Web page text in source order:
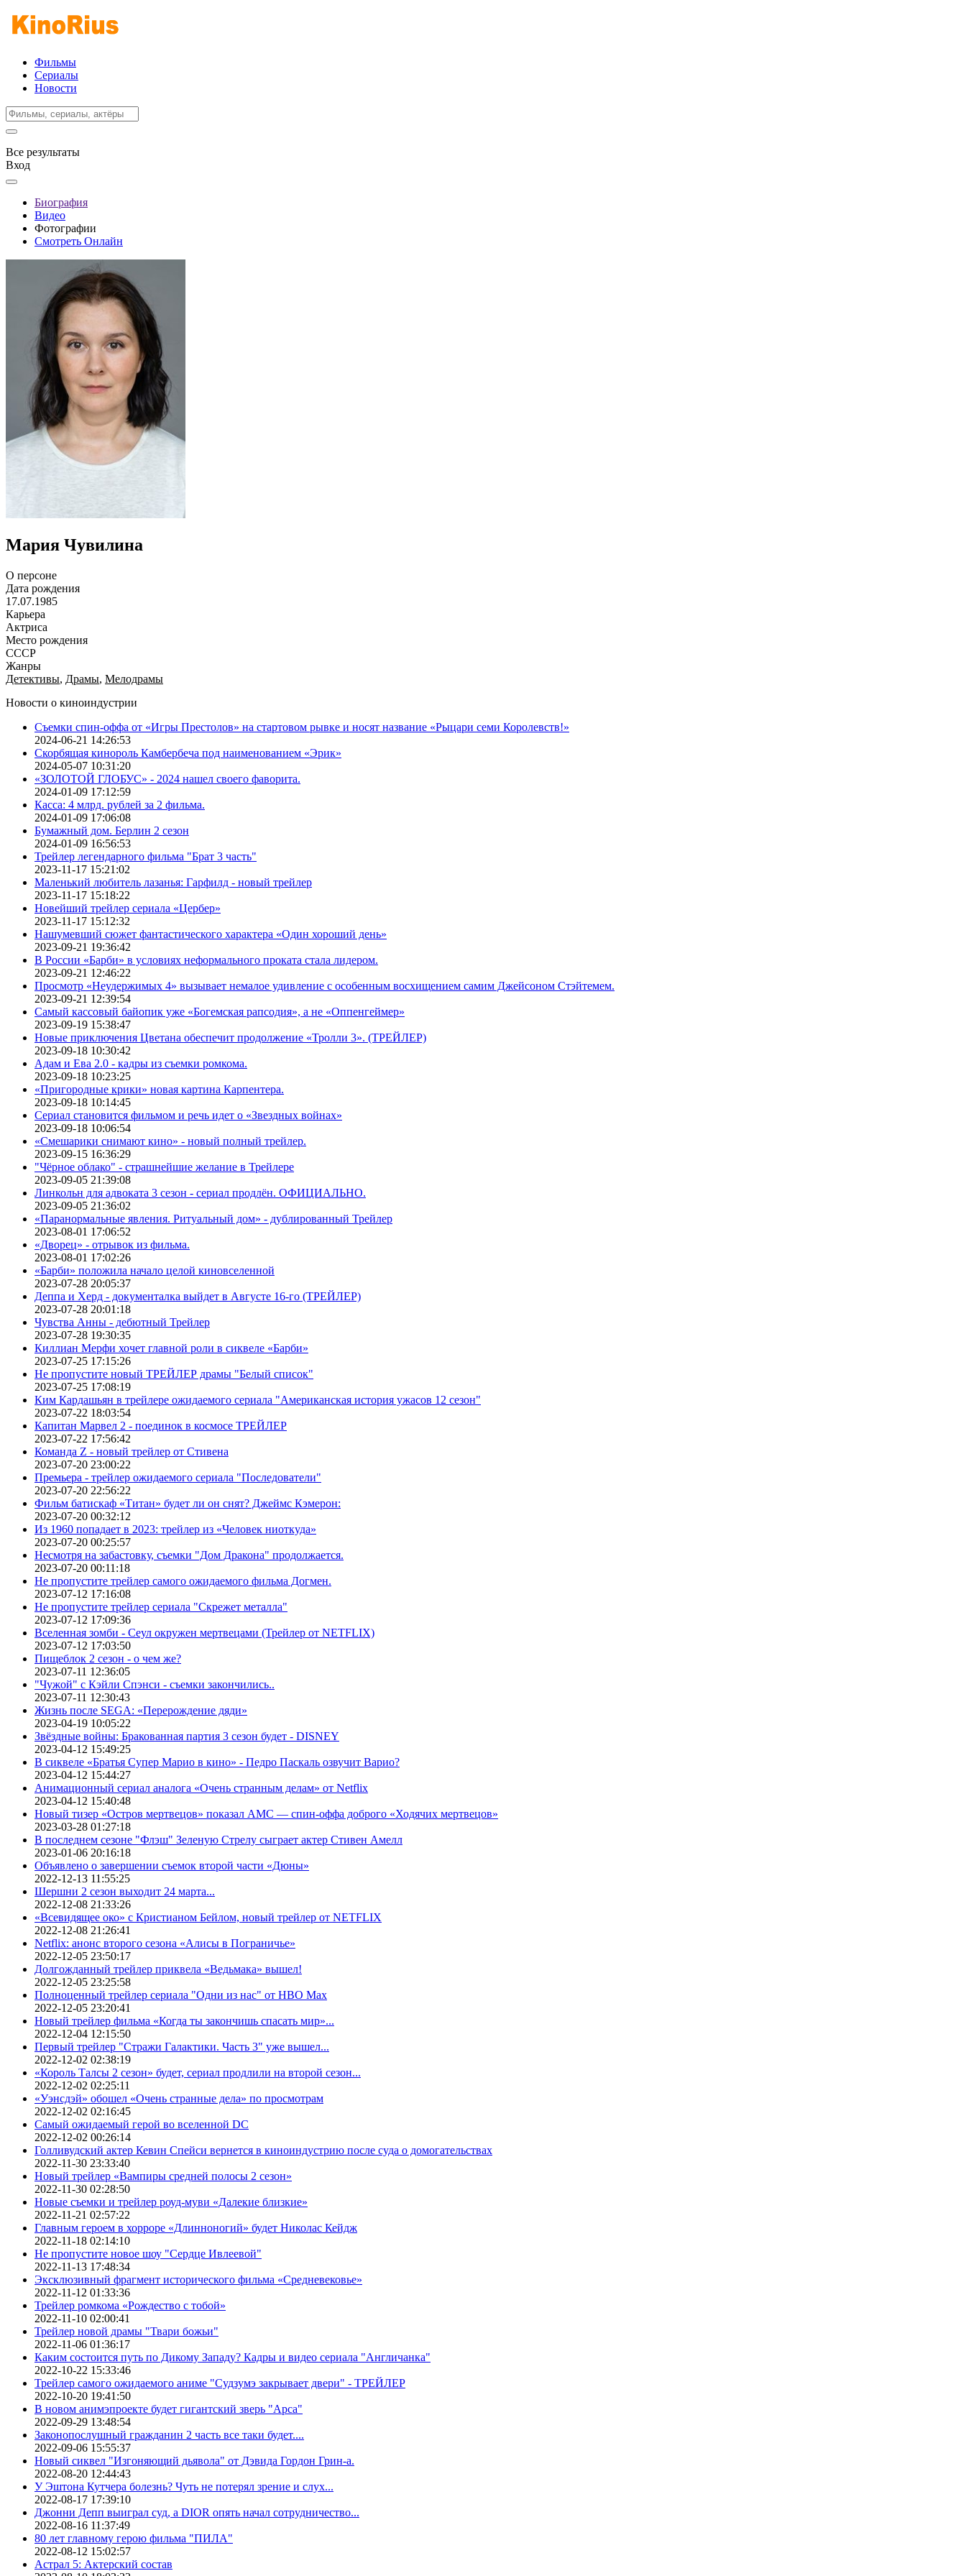
Фильмы
Сериалы
Новости
Все результаты
Вход
Биография
Видео
Фотографии
Смотреть Онлайн
Мария Чувилина
О персоне
Дата рождения
17.07.1985
Карьера
Актриса
Место рождения
СССР
Жанры
Детективы, Драмы, Мелодрамы
Новости о киноиндустрии
Съемки спин-оффа от «Игры Престолов» на стартовом рывке и носят название «Рыцари семи Королевств!»
2024-06-21 14:26:53
Скорбящая кинороль Камбербеча под наименованием «Эрик»
2024-05-07 10:31:20
«ЗОЛОТОЙ ГЛОБУС» - 2024 нашел своего фаворита.
2024-01-09 17:12:59
Касса: 4 млрд. рублей за 2 фильма.
2024-01-09 17:06:08
Бумажный дом. Берлин 2 сезон
2024-01-09 16:56:53
Трейлер легендарного фильма "Брат 3 часть"
2023-11-17 15:21:02
Маленький любитель лазанья: Гарфилд - новый трейлер
2023-11-17 15:18:22
Новейший трейлер сериала «Цербер»
2023-11-17 15:12:32
Нашумевший сюжет фантастического характера «Один хороший день»
2023-09-21 19:36:42
В России «Барби» в условиях неформального проката стала лидером.
2023-09-21 12:46:22
Просмотр «Неудержимых 4» вызывает немалое удивление с особенным восхищением самим Джейсоном Стэйтемем.
2023-09-21 12:39:54
Самый кассовый байопик уже «Богемская рапсодия», а не «Оппенгеймер»
2023-09-19 15:38:47
Новые приключения Цветана обеспечит продолжение «Тролли 3». (ТРЕЙЛЕР)
2023-09-18 10:30:42
Адам и Ева 2.0 - кадры из съемки ромкома.
2023-09-18 10:23:25
«Пригородные крики» новая картина Карпентера.
2023-09-18 10:14:45
Сериал становится фильмом и речь идет о «Звездных войнах»
2023-09-18 10:06:54
«Смешарики снимают кино» - новый полный трейлер.
2023-09-15 16:36:29
"Чёрное облако" - страшнейшие желание в Трейлере
2023-09-05 21:39:08
Линкольн для адвоката 3 сезон - сериал продлён. ОФИЦИАЛЬНО.
2023-09-05 21:36:02
«Паранормальные явления. Ритуальный дом» - дублированный Трейлер
2023-08-01 17:06:52
«Дворец» - отрывок из фильма.
2023-08-01 17:02:26
«Барби» положила начало целой киновселенной
2023-07-28 20:05:37
Деппа и Херд - документалка выйдет в Августе 16-го (ТРЕЙЛЕР)
2023-07-28 20:01:18
Чувства Анны - дебютный Трейлер
2023-07-28 19:30:35
Киллиан Мерфи хочет главной роли в сиквеле «Барби»
2023-07-25 17:15:26
Не пропустите новый ТРЕЙЛЕР драмы "Белый список"
2023-07-25 17:08:19
Ким Кардашьян в трейлере ожидаемого сериала "Американская история ужасов 12 сезон"
2023-07-22 18:03:54
Капитан Марвел 2 - поединок в космосе ТРЕЙЛЕР
2023-07-22 17:56:42
Команда Z - новый трейлер от Стивена
2023-07-20 23:00:22
Премьера - трейлер ожидаемого сериала "Последователи"
2023-07-20 22:56:22
Фильм батискаф «Титан» будет ли он снят? Джеймс Кэмерон:
2023-07-20 00:32:12
Из 1960 попадает в 2023: трейлер из «Человек ниоткуда»
2023-07-20 00:25:57
Несмотря на забастовку, съемки "Дом Дракона" продолжается.
2023-07-20 00:11:18
Не пропустите трейлер самого ожидаемого фильма Догмен.
2023-07-12 17:16:08
Не пропустите трейлер сериала "Скрежет металла"
2023-07-12 17:09:36
Вселенная зомби - Сеул окружен мертвецами (Трейлер от NETFLIX)
2023-07-12 17:03:50
Пищеблок 2 сезон - о чем же?
2023-07-11 12:36:05
"Чужой" с Кэйли Спэнси - съемки закончились..
2023-07-11 12:30:43
Жизнь после SEGA: «Перерождение дяди»
2023-04-19 10:05:22
Звёздные войны: Бракованная партия 3 сезон будет - DISNEY
2023-04-12 15:49:25
В сиквеле «Братья Супер Марио в кино» - Педро Паскаль озвучит Варио?
2023-04-12 15:44:27
Анимационный сериал аналога «Очень странным делам» от Netflix
2023-04-12 15:40:48
Новый тизер «Остров мертвецов» показал АМС — спин-оффа доброго «Ходячих мертвецов»
2023-03-28 01:27:18
В последнем сезоне "Флэш" Зеленую Стрелу сыграет актер Стивен Амелл
2023-01-06 20:16:18
Объявлено о завершении съемок второй части «Дюны»
2022-12-13 11:55:25
Шершни 2 сезон выходит 24 марта...
2022-12-08 21:33:26
«Всевидящее око» с Кристианом Бейлом, новый трейлер от NETFLIX
2022-12-08 21:26:41
Netflix: анонс второго сезона «Алисы в Пограничье»
2022-12-05 23:50:17
Долгожданный трейлер приквела «Ведьмака» вышел!
2022-12-05 23:25:58
Полноценный трейлер сериала "Одни из нас" от HBO Max
2022-12-05 23:20:41
Новый трейлер фильма «Когда ты закончишь спасать мир»...
2022-12-04 12:15:50
Первый трейлер "Стражи Галактики. Часть 3" уже вышел...
2022-12-02 02:38:19
«Король Талсы 2 сезон» будет, сериал продлили на второй сезон...
2022-12-02 02:25:11
«Уэнсдэй» обошел «Очень странные дела» по просмотрам
2022-12-02 02:16:45
Самый ожидаемый герой во вселенной DC
2022-12-02 00:26:14
Голливудский актер Кевин Спейси вернется в киноиндустрию после суда о домогательствах
2022-11-30 23:33:40
Новый трейлер «Вампиры средней полосы 2 сезон»
2022-11-30 02:28:50
Новые съемки и трейлер роуд-муви «Далекие близкие»
2022-11-21 02:57:22
Главным героем в хорроре «Длинноногий» будет Николас Кейдж
2022-11-18 02:14:10
Не пропустите новое шоу "Сердце Ивлеевой"
2022-11-13 17:48:34
Эксклюзивный фрагмент исторического фильма «Средневековье»
2022-11-12 01:33:36
Трейлер ромкома «Рождество с тобой»
2022-11-10 02:00:41
Трейлер новой драмы "Твари божьи"
2022-11-06 01:36:17
Каким состоится путь по Дикому Западу? Кадры и видео сериала "Англичанка"
2022-10-22 15:33:46
Трейлер самого ожидаемого аниме "Судзумэ закрывает двери" - ТРЕЙЛЕР
2022-10-20 19:41:50
В новом анимэпроекте будет гигантский зверь "Арса"
2022-09-29 13:48:54
Законопослушный гражданин 2 часть все таки будет....
2022-09-06 15:55:37
Новый сиквел "Изгоняющий дьявола" от Дэвида Гордон Грин-а.
2022-08-20 12:44:43
У Эштона Кутчера болезнь? Чуть не потерял зрение и слух...
2022-08-17 17:39:10
Джонни Депп выиграл суд, а DIOR опять начал сотрудничество...
2022-08-16 11:37:49
80 лет главному герою фильма "ПИЛА"
2022-08-12 15:02:57
Астрал 5: Актерский состав